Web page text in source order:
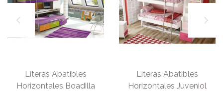
Literas Abatibles
Horizontales Boadilla
Literas Abatibles
Horizontales Juveniol